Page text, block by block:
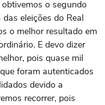
o segundo
eleições do Real
o melhor resultado em
E devo dizer
pois quase mil
foram autenticados
devido a
recorrer, pois